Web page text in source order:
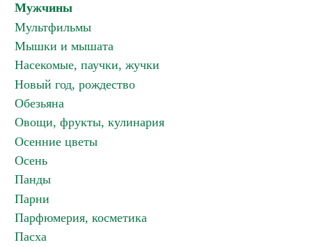
Мужчины
Мультфильмы
Мышки и мышата
Насекомые, паучки, жучки
Новый год, рождество
Обезьяна
Овощи, фрукты, кулинария
Осенние цветы
Осень
Панды
Парни
Парфюмерия, косметика
Пасха